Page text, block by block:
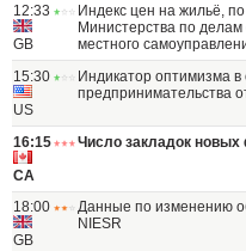
12:33
GB
Индекс цен на жильё,
Министерства по
местного
15:30
US
Индикатор оптимизма
предпринимательства
16:15
CA
Число закладок
18:00
GB
Данные по изменению
NIESR